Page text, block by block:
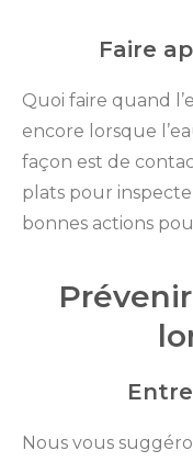
Faire
Quoi faire quand
encore lorsque
façon est de
plats pour
bonnes actions
Nous vous